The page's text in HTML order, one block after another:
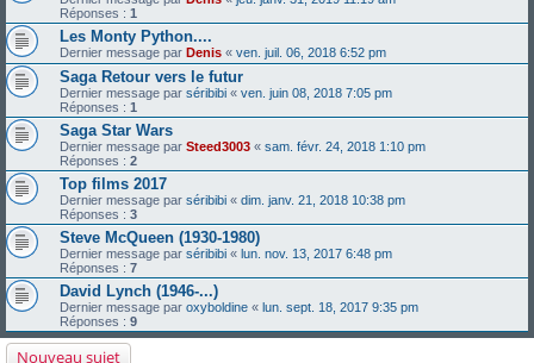
Réponses : 1
Les Monty Python....
Dernier message par Denis « ven. juil. 06, 2018 6:52 pm
Saga Retour vers le futur
Dernier message par séribibi « ven. juin 08, 2018 7:05 pm
Réponses : 1
Saga Star Wars
Dernier message par Steed3003 « sam. févr. 24, 2018 1:10 pm
Réponses : 2
Top films 2017
Dernier message par séribibi « dim. janv. 21, 2018 10:38 pm
Réponses : 3
Steve McQueen (1930-1980)
Dernier message par séribibi « lun. nov. 13, 2017 6:48 pm
Réponses : 7
David Lynch (1946-...)
Dernier message par oxyboldine « lun. sept. 18, 2017 9:35 pm
Réponses : 9
Nouveau sujet